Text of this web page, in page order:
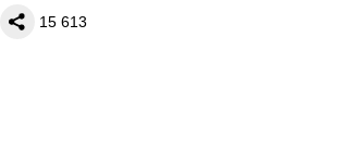
15 613